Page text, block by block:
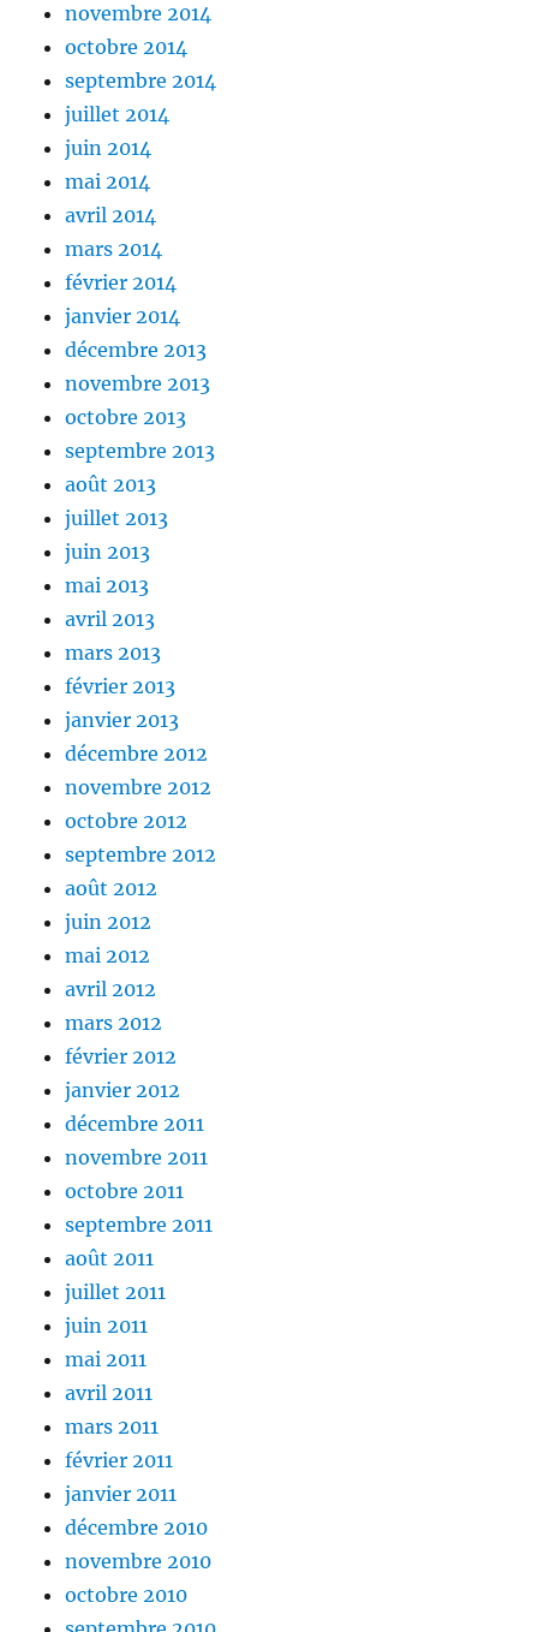
novembre 2014
octobre 2014
septembre 2014
juillet 2014
juin 2014
mai 2014
avril 2014
mars 2014
février 2014
janvier 2014
décembre 2013
novembre 2013
octobre 2013
septembre 2013
août 2013
juillet 2013
juin 2013
mai 2013
avril 2013
mars 2013
février 2013
janvier 2013
décembre 2012
novembre 2012
octobre 2012
septembre 2012
août 2012
juin 2012
mai 2012
avril 2012
mars 2012
février 2012
janvier 2012
décembre 2011
novembre 2011
octobre 2011
septembre 2011
août 2011
juillet 2011
juin 2011
mai 2011
avril 2011
mars 2011
février 2011
janvier 2011
décembre 2010
novembre 2010
octobre 2010